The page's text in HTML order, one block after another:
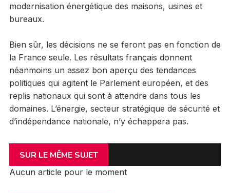
modernisation énergétique des maisons, usines et
bureaux.
Bien sûr, les décisions ne se feront pas en fonction de
la France seule. Les résultats français donnent
néanmoins un assez bon aperçu des tendances
politiques qui agitent le Parlement européen, et des
replis nationaux qui sont à attendre dans tous les
domaines. L’énergie, secteur stratégique de sécurité et
d’indépendance nationale, n’y échappera pas.
SUR LE MÊME SUJET
Aucun article pour le moment